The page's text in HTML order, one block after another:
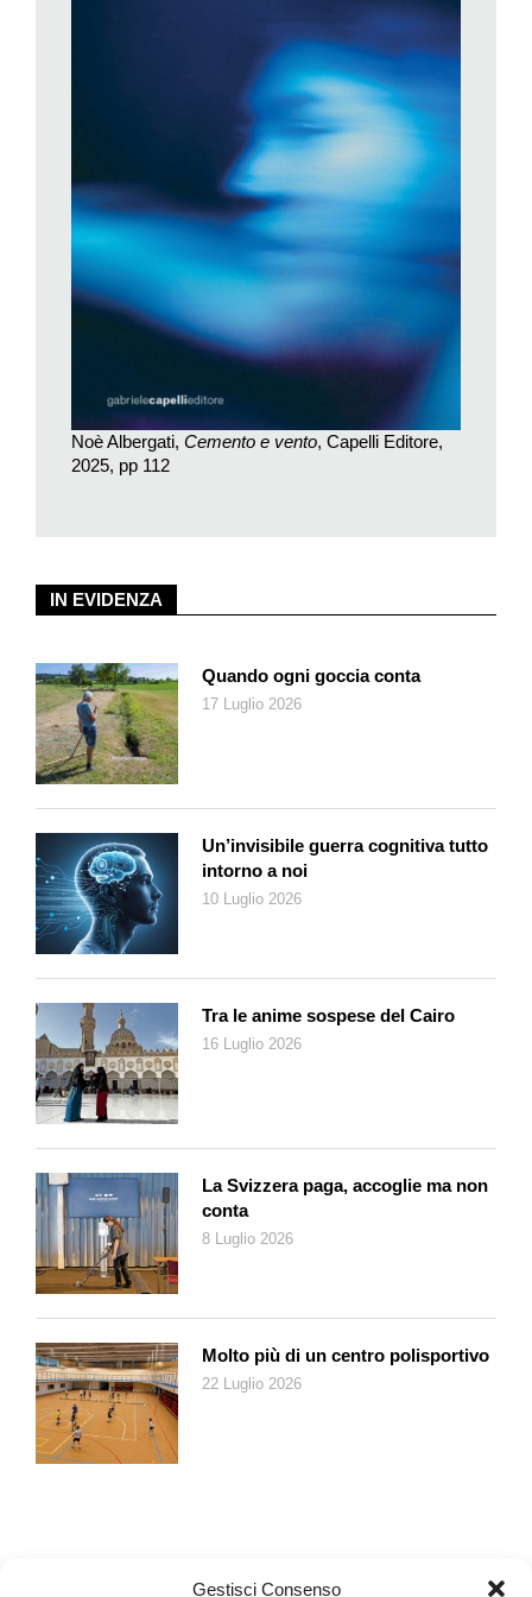
Gestisci Consenso
/ e io che proprio non pensavo a quel luogo […] sento come un
vuoto di sangue nelle vene / un’acqua che preme in gola alle
tempie dietro gli occhi / a immaginarti seduta in macchina /
intenta a radunare il coraggio o la disperazione»).
E poi la speranza e il dovere della rinascita, che lasciamo
scoprire ai lettori. È un pugno nello stomaco il palpitante,
vertiginoso romanzo in versi di Noé Albergati. Non se ne esce
IN EVIDENZA
Quando ogni goccia conta
17 Luglio 2026
Un’invisibile guerra cognitiva tutto
intorno a noi
10 Luglio 2026
Tra le anime sospese del Cairo
16 Luglio 2026
La Svizzera paga, accoglie ma non
conta
8 Luglio 2026
Molto più di un centro polisportivo
22 Luglio 2026
Noè Albergati, Cemento e vento, Capelli Editore,
2025, pp 112